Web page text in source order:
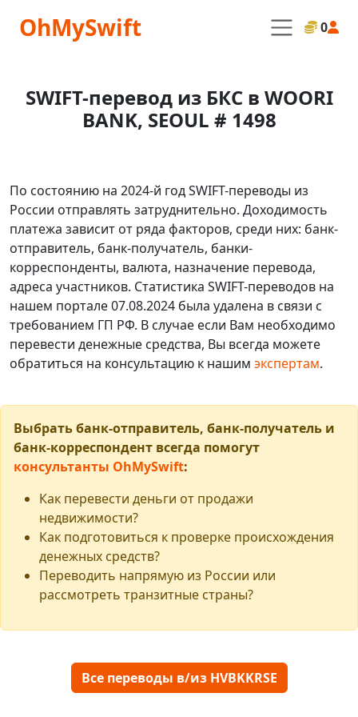
OhMySwift 0
SWIFT-перевод из БКС в WOORI
BANK, SEOUL # 1498
По состоянию на 2024-й год SWIFT-переводы из
России отправлять затруднительно. Доходимость
платежа зависит от ряда факторов, среди них: банк-
отправитель, банк-получатель, банки-
корреспонденты, валюта, назначение перевода,
адреса участников. Статистика SWIFT-переводов на
нашем портале 07.08.2024 была удалена в связи с
требованием ГП РФ. В случае если Вам необходимо
перевести денежные средства, Вы всегда можете
обратиться на консультацию к нашим экспертам.
Выбрать банк-отправитель, банк-получатель и
банк-корреспондент всегда помогут
консультанты OhMySwift:
Как перевести деньги от продажи
недвижимости?
Как подготовиться к проверке происхождения
денежных средств?
Переводить напрямую из России или
рассмотреть транзитные страны?
Все переводы в/из HVBKKRSE